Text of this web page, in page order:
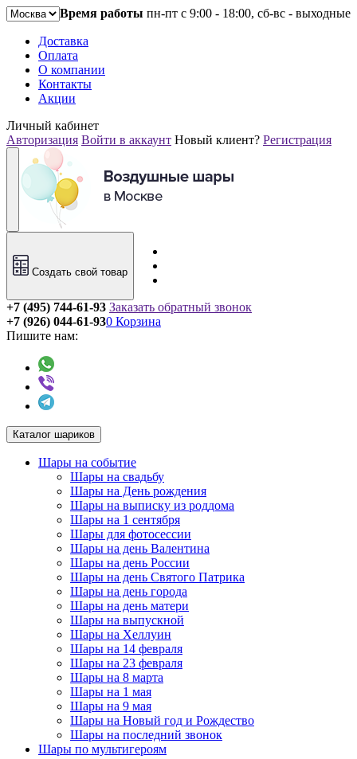
Время работы пн-пт с 9:00 - 18:00, сб-вс - выходные
Доставка
Оплата
О компании
Контакты
Акции
Личный кабинет
Авторизация Войти в аккаунт Новый клиент? Регистрация
Создать свой товар
+7 (495) 744-61-93 Заказать обратный звонок
+7 (926) 044-61-93
Пишите нам:
0 Корзина
Каталог шариков
Шары на событие
Шары на свадьбу
Шары на День рождения
Шары на выписку из роддома
Шары на 1 сентября
Шары для фотосессии
Шары на день Валентина
Шары на день России
Шары на день Святого Патрика
Шары на день города
Шары на день матери
Шары на выпускной
Шары на Хеллуин
Шары на 14 февраля
Шары на 23 февраля
Шары на 8 марта
Шары на 1 мая
Шары на 9 мая
Шары на Новый год и Рождество
Шары на последний звонок
Шары по мультигероям